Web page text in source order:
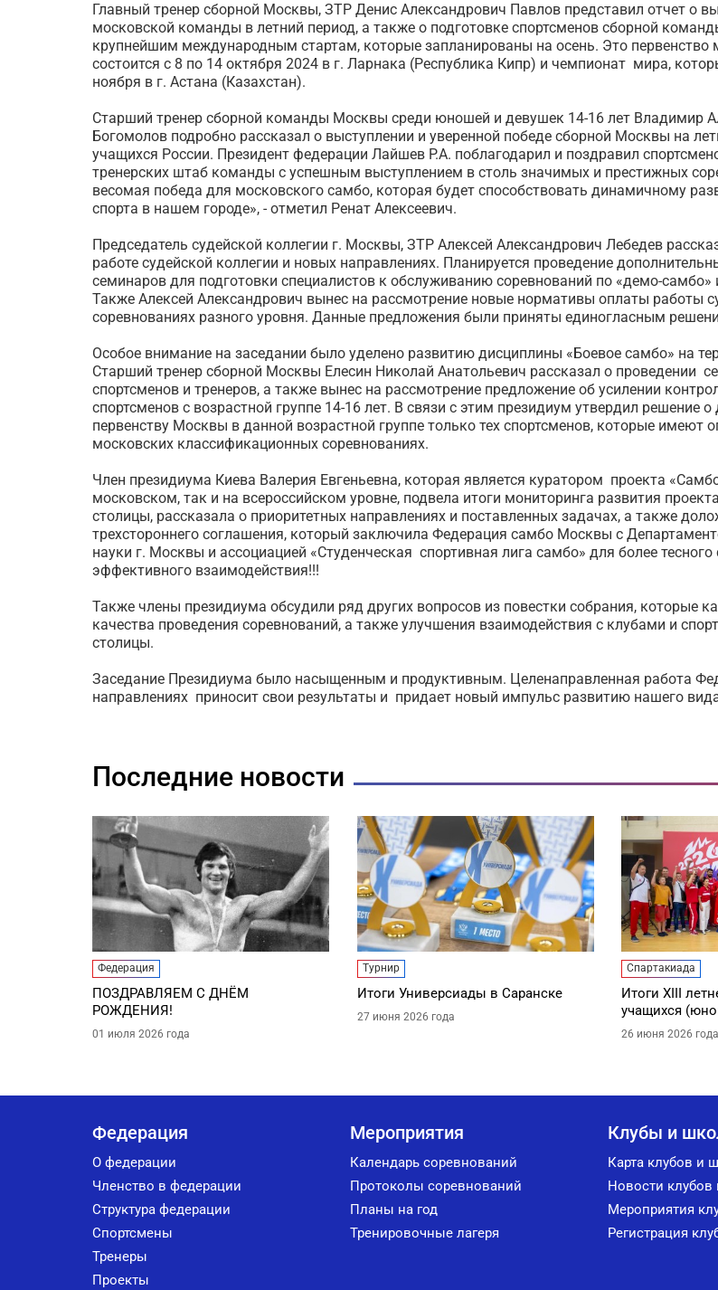
Главный тренер сборной Москвы, ЗТР Денис Александрович Павлов представил отчет о
московской команды в летний период, а также о подготовке спортсменов сборной
крупнейшим международным стартам, которые запланированы на осень. Это первенство
состоится с 8 по 14 октября 2024 в г. Ларнака (Республика Кипр) и чемпионат мира,
ноября в г. Астана (Казахстан).
Старший тренер сборной команды Москвы среди юношей и девушек 14-16 лет Владимир
Богомолов подробно рассказал о выступлении и уверенной победе сборной Москвы на
учащихся России. Президент федерации Лайшев Р.А. поблагодарил и поздравил
тренерских штаб команды с успешным выступлением в столь значимых и престижных
весомая победа для московского самбо, которая будет способствовать динамичному
спорта в нашем городе», - отметил Ренат Алексеевич.
Председатель судейской коллегии г. Москвы, ЗТР Алексей Александрович Лебедев
работе судейской коллегии и новых направлениях. Планируется проведение
семинаров для подготовки специалистов к обслуживанию соревнований по «демо-
Также Алексей Александрович вынес на рассмотрение новые нормативы оплаты работы
соревнованиях разного уровня. Данные предложения были приняты единогласным
Особое внимание на заседании было уделено развитию дисциплины «Боевое самбо» на
Старший тренер сборной Москвы Елесин Николай Анатольевич рассказал о проведении
спортсменов и тренеров, а также вынес на рассмотрение предложение об усилении
спортсменов с возрастной группе 14-16 лет. В связи с этим президиум утвердил решение о
первенству Москвы в данной возрастной группе только тех спортсменов, которые имеют
московских классификационных соревнованиях.
Член президиума Киева Валерия Евгеньевна, которая является куратором проекта
московском, так и на всероссийском уровне, подвела итоги мониторинга развития
столицы, рассказала о приоритетных направлениях и поставленных задачах, а также
трехстороннего соглашения, который заключила Федерация самбо Москвы с
науки г. Москвы и ассоциацией «Студенческая спортивная лига самбо» для более тесного
эффективного взаимодействия!!!
Также члены президиума обсудили ряд других вопросов из повестки собрания, которые
качества проведения соревнований, а также улучшения взаимодействия с клубами и
столицы.
Заседание Президиума было насыщенным и продуктивным. Целенаправленная работа
направлениях приносит свои результаты и придает новый импульс развитию нашего
Последние новости
Федерация
ПОЗДРАВЛЯЕМ С ДНЁМ
РОЖДЕНИЯ!
01 июля 2026 года
Турнир
Итоги Универсиады в Саранске
27 июня 2026 года
Спартакиада
Итоги XIII
учащихся
26 июня 2026 года
Федерация
О федерации
Членство в федерации
Структура федерации
Спортсмены
Тренеры
Проекты
Мероприятия
Календарь соревнований
Протоколы соревнований
Планы на год
Тренировочные лагеря
Клубы и
Карта клубов и
Новости клубов
Мероприятия
Регистрация